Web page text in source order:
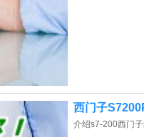
西门子
介绍s7-200西门